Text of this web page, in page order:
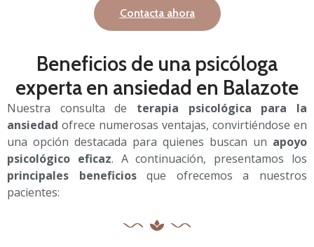
Contacta ahora
Beneficios de una psicóloga
experta en ansiedad en Balazote
Nuestra consulta de terapia psicológica para la
ansiedad ofrece numerosas ventajas, convirtiéndose en
una opción destacada para quienes buscan un apoyo
psicológico eficaz. A continuación, presentamos los
principales beneficiosque ofrecemos a nuestros
pacientes: